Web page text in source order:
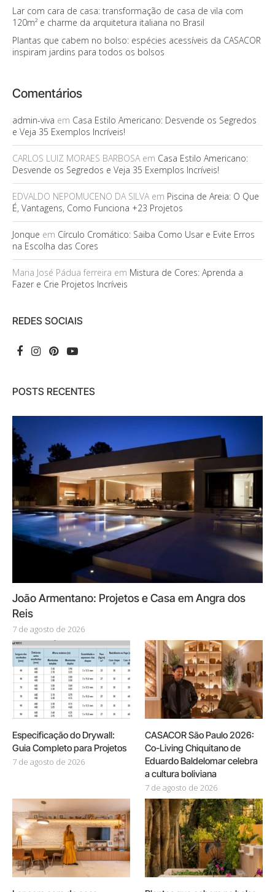
Lar com cara de casa: transformação de casa de vila com
120m² e charme da arquitetura italiana no Brasil
Plantas que cabem no bolso: espécies acessíveis da CASACOR
inspiram jardins para todos os bolsos
Comentários
admin-viva em Casa Estilo Americano: Desvende os Segredos
e Veja 35 Exemplos Incríveis!
CARLOS LUIZ MORAES BARBOSAem Casa Estilo Americano:
Desvende os Segredos e Veja 35 Exemplos Incríveis!
EDVALDO NEPOMUCENO DA SILVAem Piscina de Areia: O Que
É, Vantagens, Como Funciona +23 Projetos
Jonque em Círculo Cromático: Saiba Como Usar e Evite Erros
na Escolha das Cores
Maria José Pádua ferreira em Mistura de Cores: Aprenda a
Fazer e Crie Projetos Incríveis
REDES SOCIAIS
POSTS RECENTES
João Armentano: Projetos e Casa em Angra dos
Reis
7 de agosto de 2026
Especificação do Drywall:
Guia Completo para Projetos
7 de agosto de 2026
CASACOR São Paulo 2026:
Co-Living Chiquitano de
Eduardo Baldelomar celebra
a cultura boliviana
7 de agosto de 2026